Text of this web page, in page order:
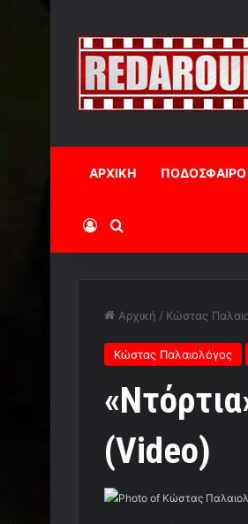
ΑΡΧΙΚΗ ΠΟΔΟΣΦΑΙΡΟ
Log InΑναζήτηση
Αρχική / Κώστας
Κώστας Παλαιολόγος
(Video)